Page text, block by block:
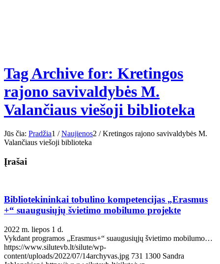
Tag Archive for: Kretingos
rajono savivaldybės M.
Valančiaus viešoji biblioteka
Jūs čia: Pradžia1 / Naujienos2 / Kretingos rajono savivaldybės M.
Valančiaus viešoji biblioteka
Įrašai
Bibliotekininkai tobulino kompetencijas „Erasmus
+“ suaugusiųjų švietimo mobilumo projekte
2022 m. liepos 1 d.
Vykdant programos „Erasmus+“ suaugusiųjų švietimo mobilumo…
https://www.silutevb.lt/silute/wp-
content/uploads/2022/07/14archyvas.jpg 731 1300 Sandra